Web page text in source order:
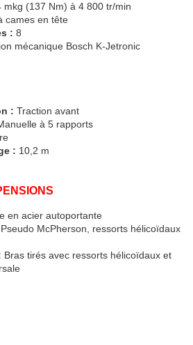
mkg (137 Nm) à 4 800 tr/min
cames en tête
: 8
mécanique Bosch K-Jetronic
: Traction avant
à 5 rapports
: 10,2 m
en acier autoportante
Pseudo McPherson, ressorts hélicoïdaux
Bras tirés avec ressorts hélicoïdaux et